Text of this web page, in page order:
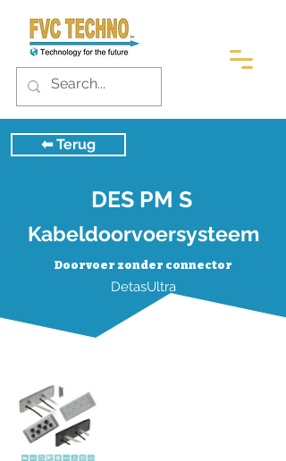
⬅︎ Terug
DES PM S
Kabeldoorvoersysteem
Doorvoer zonder connector
DetasUltra